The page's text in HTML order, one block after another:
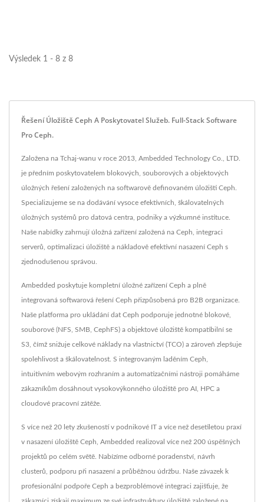
Výsledek 1 - 8 z 8
Řešení Úložiště Ceph A Poskytovatel Služeb. Full-Stack Software
Pro Ceph.
Založena na Tchaj-wanu v roce 2013, Ambedded Technology Co., LTD.
je předním poskytovatelem blokových, souborových a objektových
úložných řešení založených na softwarově definovaném úložišti Ceph.
Specializujeme se na dodávání vysoce efektivních, škálovatelných
úložných systémů pro datová centra, podniky a výzkumné instituce.
Naše nabídky zahrnují úložná zařízení založená na Ceph, integraci
serverů, optimalizaci úložiště a nákladově efektivní nasazení Ceph s
zjednodušenou správou.
Ambedded poskytuje kompletní úložné zařízení Ceph a plně
integrovaná softwarová řešení Ceph přizpůsobená pro B2B organizace.
Naše platforma pro ukládání dat Ceph podporuje jednotné blokové,
souborové (NFS, SMB, CephFS) a objektové úložiště kompatibilní se
S3, čímž snižuje celkové náklady na vlastnictví (TCO) a zároveň zlepšuje
spolehlivost a škálovatelnost. S integrovaným laděním Ceph,
intuitivním webovým rozhraním a automatizačními nástroji pomáháme
zákazníkům dosáhnout vysokovýkonného úložiště pro AI, HPC a
cloudové pracovní zátěže.
S více než 20 lety zkušeností v podnikové IT a více než desetiletou praxí
v nasazení úložiště Ceph, Ambedded realizoval více než 200 úspěšných
projektů po celém světě. Nabízíme odborné poradenství, návrh
clusterů, podporu při nasazení a průběžnou údržbu. Naše závazek k
profesionální podpoře Ceph a bezproblémové integraci zajišťuje, že